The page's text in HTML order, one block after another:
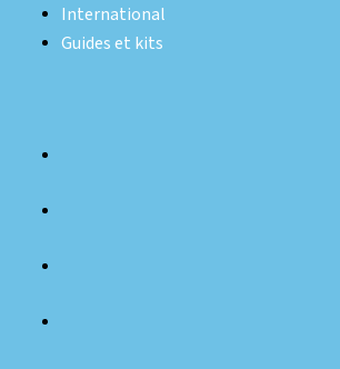
International
Guides et kits